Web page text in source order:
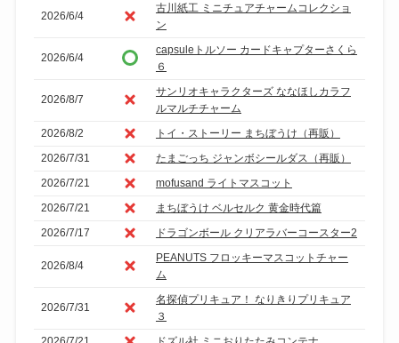
2026/6/4
古川紙工 ミニチュアチャームコレクショ
ン
2026/6/4
capsuleトルソー カードキャプターさくら
６
2026/8/7
サンリオキャラクターズ ななほしカラフ
ルマルチチャーム
2026/8/2
トイ・ストーリー まちぼうけ（再販）
2026/7/31
たまごっち ジャンボシールダス（再販）
2026/7/21
mofusand ライトマスコット
2026/7/21
まちぼうけ ベルセルク 黄金時代篇
2026/7/17
ドラゴンボール クリアラバーコースター2
2026/8/4
PEANUTS フロッキーマスコットチャー
ム
2026/7/31
名探偵プリキュア！ なりきりプリキュア
３